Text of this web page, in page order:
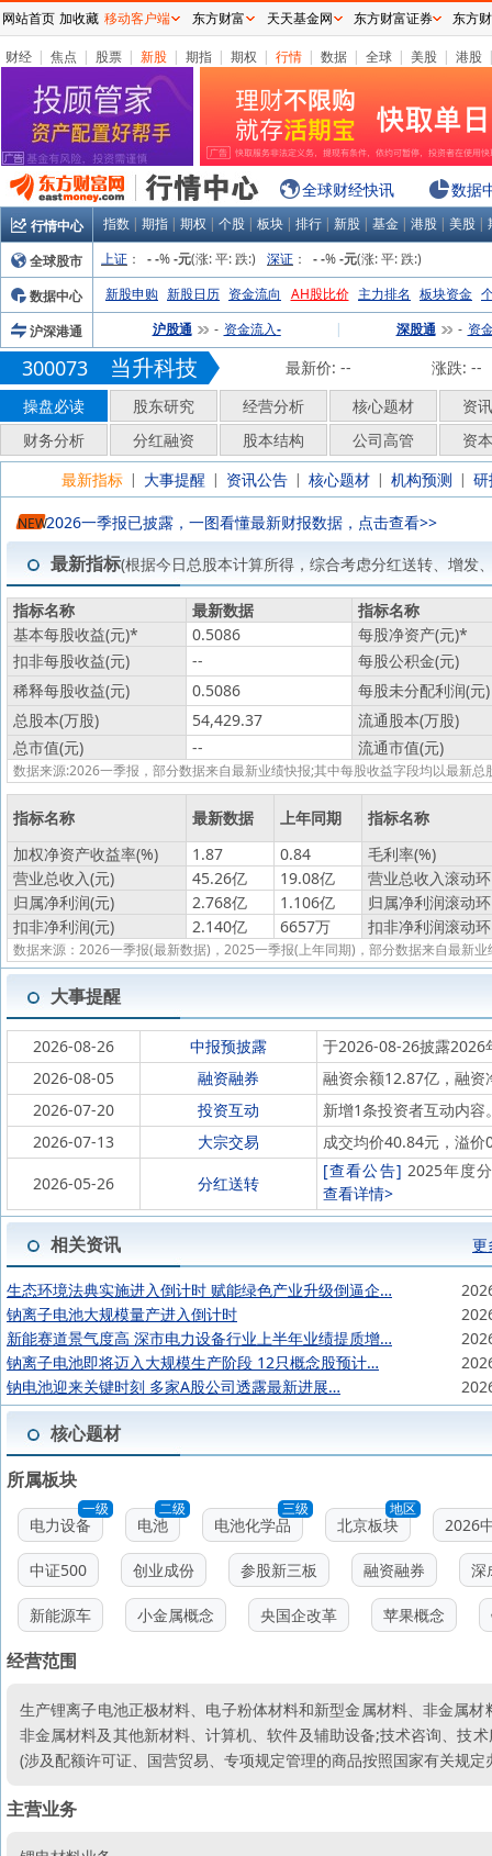
财经 | 焦点 | 股票 | 新股 | 期指 | 期权 | 行情 | 数据 | 全球 | 美股 | 港股
全球财经快讯 数据
行情中心 指数 | 期指 | 期权 | 个股 | 板块 | 排行 | 新股 | 基金 | 港股 | 美股 |
全球股市
上证 ： - -% -元(涨:平:跌:) 深证 ： - -% -元(涨:平:跌:)
数据中心
新股申购 新股日历 资金流向 AH股比价 主力排名 板块资金
沪深港通
沪股通 - 资金流入- | 深股通 - 资
300073 当升科技 最新价: -- 涨跌: --
操盘必读
股东研究 经营分析 核心题材
资
财务分析
分红融资 股本结构 公司高管
资
最新指标 | 大事提醒 | 资讯公告 | 核心题材 | 机构预测 |
NEW2026一季报已披露，一图看懂最新财报数据，点击查看>>
最新指标(根据今日总股本计算所得，综合考虑分红送转、增发
指标名称 最新数据
指标名称
基本每股收益(元)* 0.5086 每股净资产(元)*
扣非每股收益(元)
--
每股公积金(元)
稀释每股收益(元)
0.5086
每股未分配利润(元)
总股本(万股)
54,429.37
流通股本(万股)
总市值(元)
-- 流通市值(元)
数据来源:2026一季报，部分数据来自最新业绩快报;其中每股收益字段均以最新
指标名称 最新数据 上年同期
指标名称
加权净资产收益率(%)
1.87 0.84
毛利率(%)
营业总收入(元)
45.26亿 19.08亿
营业总收入滚动
归属净利润(元)
2.768亿 1.106亿
归属净利润滚动
扣非净利润(元)
2.140亿 6657万 扣非净利润滚动
数据来源：2026一季报(最新数据)，2025一季报(上年同期)，部分数据来自最新业
大事提醒
2026-08-26 中报预披露
于2026-08-26披露2026
2026-08-05
融资融券
融资余额12.87亿，融资
2026-07-20
投资互动
新增1条投资者互动内容
2026-07-13
大宗交易
成交均价40.84元，溢
2026-05-26
分红送转
[查看公告] 2025年度
查看详情>
相关资讯 更
生态环境法典实施进入倒计时 赋能绿色产业升级倒逼企…
钠离子电池大规模量产进入倒计时
新能赛道景气度高 深市电力设备行业上半年业绩提质增…
钠离子电池即将迈入大规模生产阶段 12只概念股预计…
钠电池迎来关键时刻 多家A股公司透露最新进展…
核心题材
所属板块
一级
电力设备
二级
电池
三级
电池化学品
地区
北京板块 2026
中证500 创业成份 参股新三板 融资融券 深
新能源车 小金属概念 央国企改革 苹果概念
经营范围
生产锂离子电池正极材料、电子粉体材料和新型金属材料、非金属
非金属材料及其他新材料、计算机、软件及辅助设备;技术咨询、技
(涉及配额许可证、国营贸易、专项规定管理的商品按照国家有关规定
主营业务
网站首页 加收藏 移动客户端 东方财富 天天基金网 东方财富证券 东方